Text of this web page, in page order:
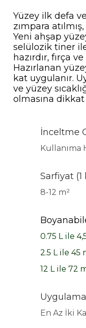
Yüzey ilk defa
zımpara
Yeni ahşap
selülozik tiner
hazırdır, fırça
Hazırlanan
kat uygulanır.
ve yüzey
olmasına
İnceltme
Kullanıma
Sarfiyat (1
8-12 m²
0.75 L ile
2.5 L ile 45
12 L ile 72
Uygulama
En Az İki